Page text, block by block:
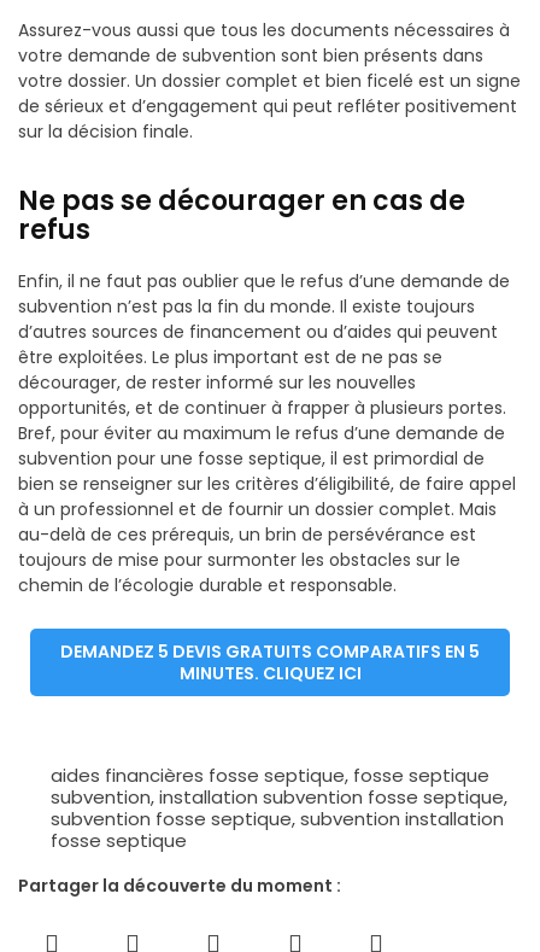
Assurez-vous aussi que tous les documents nécessaires à
votre demande de subvention sont bien présents dans
votre dossier. Un dossier complet et bien ficelé est un signe
de sérieux et d’engagement qui peut refléter positivement
sur la décision finale.
Ne pas se décourager en cas de
refus
Enfin, il ne faut pas oublier que le refus d’une demande de
subvention n’est pas la fin du monde. Il existe toujours
d’autres sources de financement ou d’aides qui peuvent
être exploitées. Le plus important est de ne pas se
décourager, de rester informé sur les nouvelles
opportunités, et de continuer à frapper à plusieurs portes.
Bref, pour éviter au maximum le refus d’une demande de
subvention pour une fosse septique, il est primordial de
bien se renseigner sur les critères d’éligibilité, de faire appel
à un professionnel et de fournir un dossier complet. Mais
au-delà de ces prérequis, un brin de persévérance est
toujours de mise pour surmonter les obstacles sur le
chemin de l’écologie durable et responsable.
DEMANDEZ 5 DEVIS GRATUITS COMPARATIFS EN 5
MINUTES. CLIQUEZ ICI
aides financières fosse septique, fosse septique
subvention,installation subvention fosse septique,
subvention fosse septique,subvention installation
fosse septique
Partager la découverte du moment :